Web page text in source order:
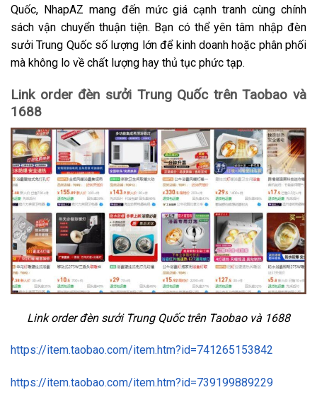
Quốc, NhapAZ mang đến mức giá cạnh tranh cùng chính
sách vận chuyển thuận tiện. Bạn có thể yên tâm nhập đèn
sưởi Trung Quốc số lượng lớn để kinh doanh hoặc phân phối
mà không lo về chất lượng hay thủ tục phức tạp.
Link order đèn sưởi Trung Quốc trên Taobao và
1688
Link order đèn sưởi Trung Quốc trên Taobao và 1688
https://item.taobao.com/item.htm?id=741265153842
https://item.taobao.com/item.htm?id=739199889229